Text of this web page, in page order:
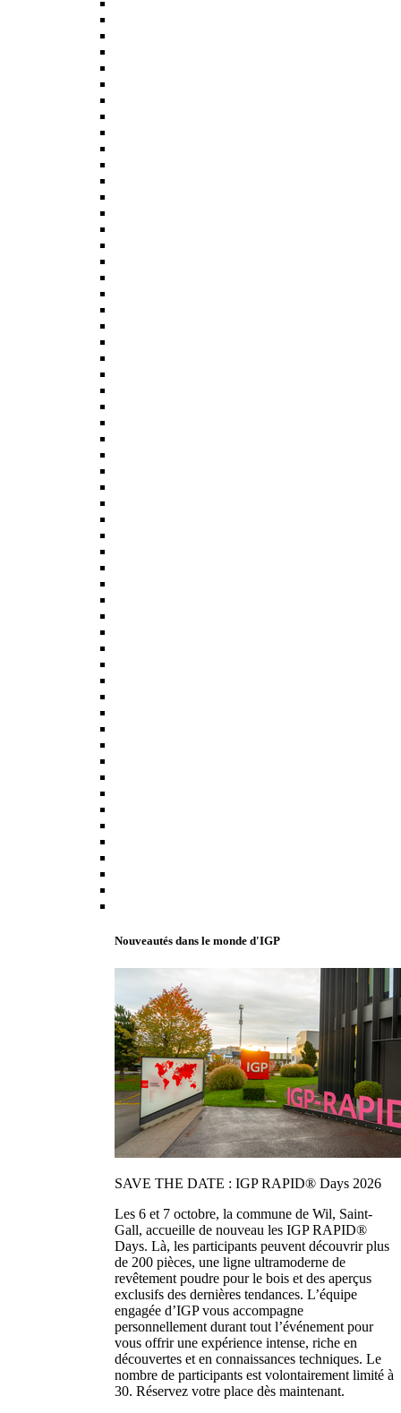
Nouveautés dans le monde d'IGP
SAVE THE DATE : IGP RAPID® Days 2026
Les 6 et 7 octobre, la commune de Wil, Saint-
Gall, accueille de nouveau les IGP RAPID®
Days. Là, les participants peuvent découvrir plus
de 200 pièces, une ligne ultramoderne de
revêtement poudre pour le bois et des aperçus
exclusifs des dernières tendances. L’équipe
engagée d’IGP vous accompagne
personnellement durant tout l’événement pour
vous offrir une expérience intense, riche en
découvertes et en connaissances techniques. Le
nombre de participants est volontairement limité à
30. Réservez votre place dès maintenant.